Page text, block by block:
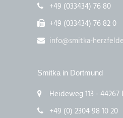
+49 (033434) 76 80
+49 (033434) 76 82 0
info@smitka-
Smitka in Dortmund
Heideweg 113 -
+49 (0) 2304 98 10 20